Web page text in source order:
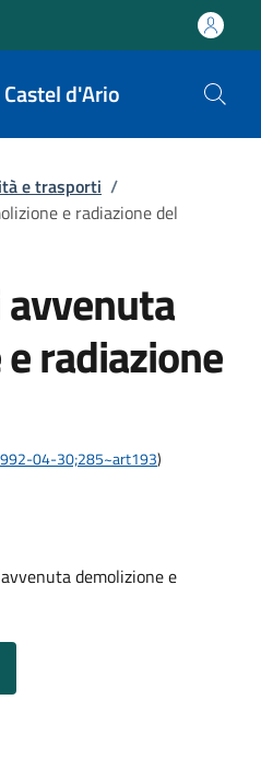
d'Ario
e trasporti /
e radiazione del
radiazione
04-30;285~art193)
demolizione e